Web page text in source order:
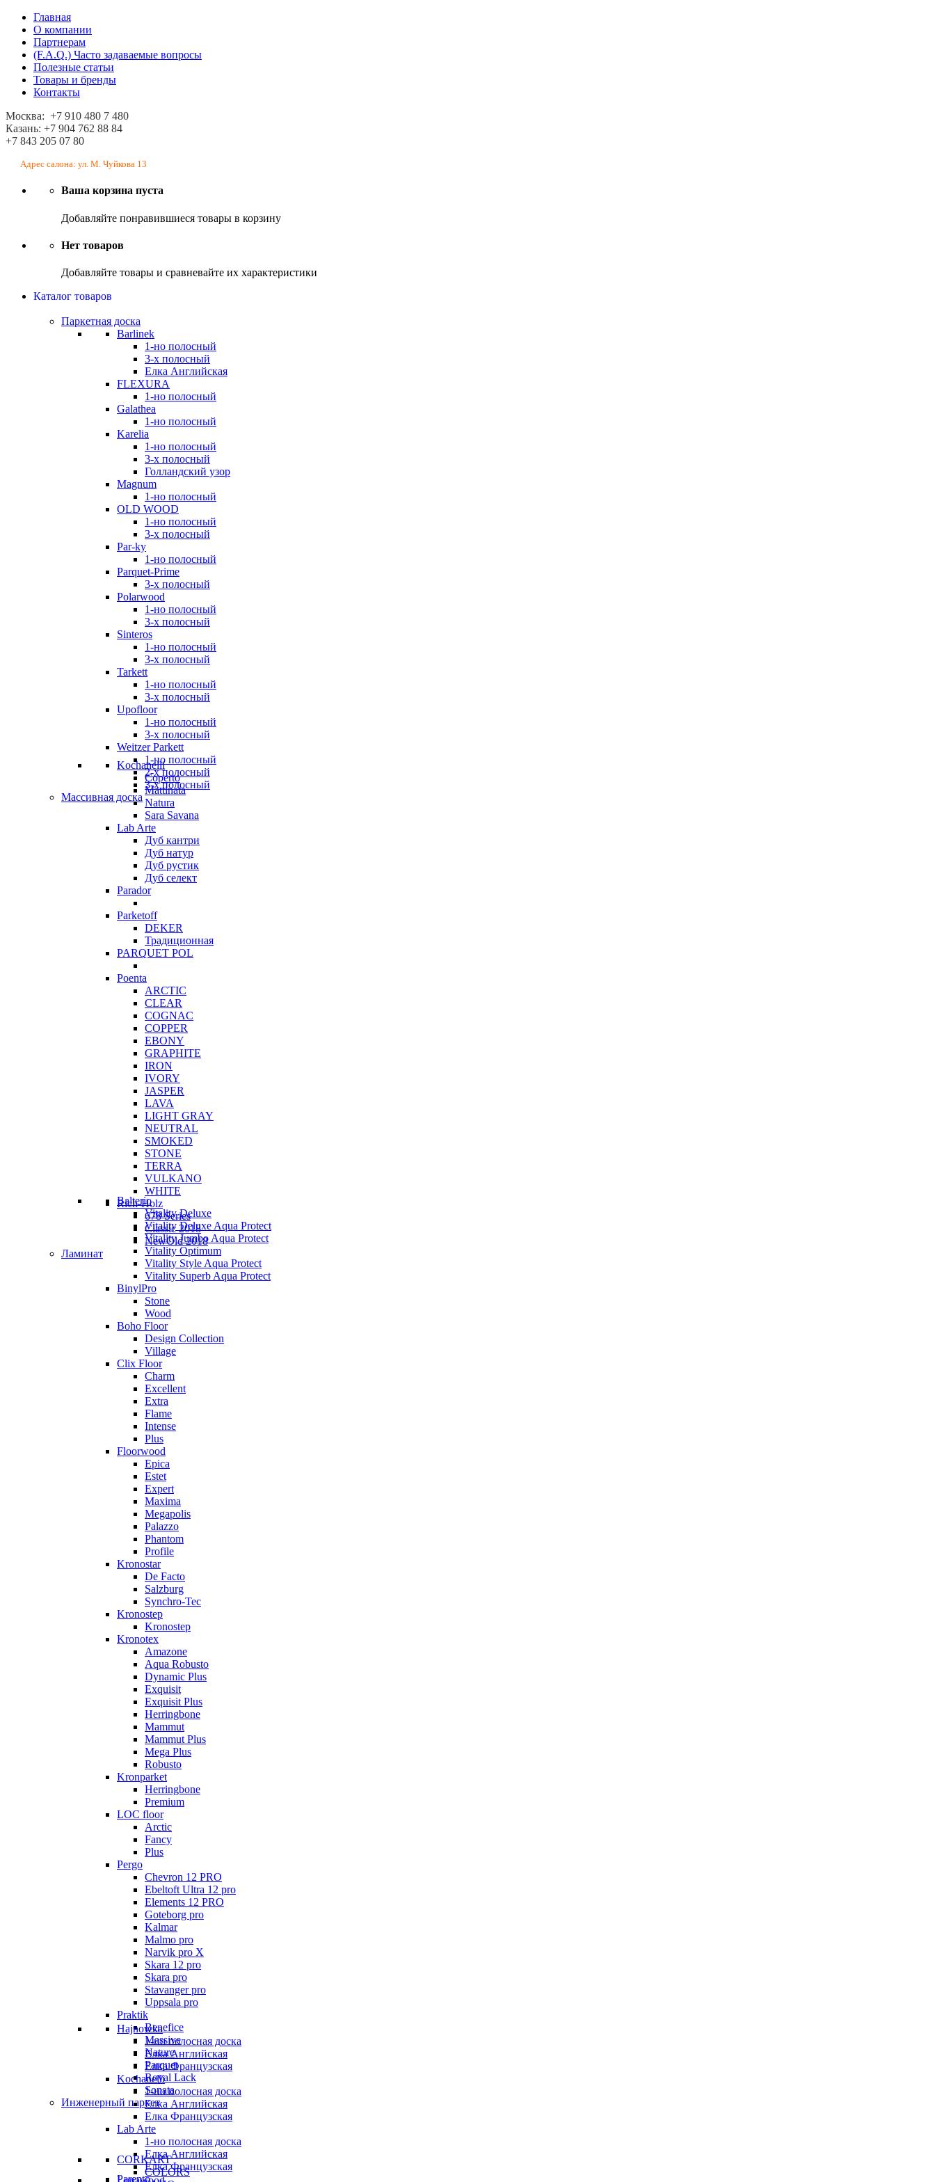
Главная
О компании
Партнерам
(F.A.Q.) Часто задаваемые вопросы
Полезные статьи
Товары и бренды
Контакты
Москва: +7 910 480 7 480
Казань: +7 904 762 88 84
+7 843 205 07 80
Адрес салона: ул. М. Чуйкова 13
Ваша корзина пуста
Добавляйте понравившиеся товары в корзину
Нет товаров
Добавляйте товары и сравневайте их характеристики
Каталог товаров
Паркетная доска
Barlinek
1-но полосный
3-х полосный
Елка Английская
FLEXURA
1-но полосный
Galathea
1-но полосный
Karelia
1-но полосный
3-х полосный
Голландский узор
Magnum
1-но полосный
OLD WOOD
1-но полосный
3-х полосный
Par-ky
1-но полосный
Parquet-Prime
3-х полосный
Polarwood
1-но полосный
3-х полосный
Sinteros
1-но полосный
3-х полосный
Tarkett
1-но полосный
3-х полосный
Upofloor
1-но полосный
3-х полосный
Weitzer Parkett
1-но полосный
2-х полосный
3-х полосный
Массивная доска
Kochanelli
Coperto
Mattinata
Natura
Sara Savana
Lab Arte
Дуб кантри
Дуб натур
Дуб рустик
Дуб селект
Parador
Parketoff
DEKER
Традиционная
PARQUET POL
Poenta
ARCTIC
CLEAR
COGNAC
COPPER
EBONY
GRAPHITE
IRON
IVORY
JASPER
LAVA
LIGHT GRAY
NEUTRAL
SMOKED
STONE
TERRA
VULKANO
WHITE
Rich-Holz
678 Series
Classic 2018
NewOld 2018
Ламинат
Balterio
Vitality Deluxe
Vitality Deluxe Aqua Protect
Vitality Jumbo Aqua Protect
Vitality Optimum
Vitality Style Aqua Protect
Vitality Superb Aqua Protect
BinylPro
Stone
Wood
Boho Floor
Design Collection
Village
Clix Floor
Charm
Excellent
Extra
Flame
Intense
Plus
Floorwood
Epica
Estet
Expert
Maxima
Megapolis
Palazzo
Phantom
Profile
Kronostar
De Facto
Salzburg
Synchro-Tec
Kronostep
Kronostep
Kronotex
Amazone
Aqua Robusto
Dynamic Plus
Exquisit
Exquisit Plus
Herringbone
Mammut
Mammut Plus
Mega Plus
Robusto
Kronparket
Herringbone
Premium
LOC floor
Arctic
Fancy
Plus
Pergo
Chevron 12 PRO
Ebeltoft Ultra 12 pro
Elements 12 PRO
Goteborg pro
Kalmar
Malmo pro
Narvik pro X
Skara 12 pro
Skara pro
Stavanger pro
Uppsala pro
Praktik
Benefice
Massive
Nature
Parquet
Royal Lack
Sonata
Инженерный паркет
Hajnowka
1-но полосная доска
Елка Английская
Елка Французская
Kochanelli
1-но полосная доска
Елка Английская
Елка Французская
Lab Arte
1-но полосная доска
Елка Английская
Елка Французская
Parento
CORKART
COLORS